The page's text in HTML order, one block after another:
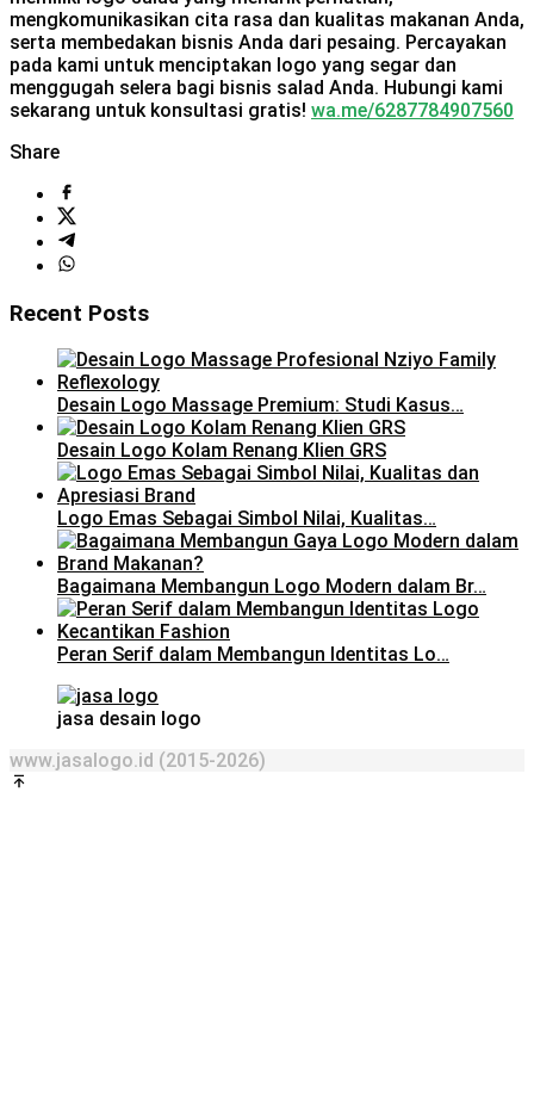
mengkomunikasikan cita rasa dan kualitas makanan Anda,
serta membedakan bisnis Anda dari pesaing. Percayakan
pada kami untuk menciptakan logo yang segar dan
menggugah selera bagi bisnis salad Anda. Hubungi kami
sekarang untuk konsultasi gratis! wa.me/6287784907560
Share
Recent Posts
Desain Logo Massage Premium: Studi Kasus…
Desain Logo Kolam Renang Klien GRS
Logo Emas Sebagai Simbol Nilai, Kualitas…
Bagaimana Membangun Logo Modern dalam Br…
Peran Serif dalam Membangun Identitas Lo…
jasa desain logo
www.jasalogo.id (2015-2026)